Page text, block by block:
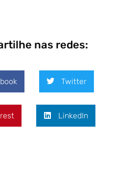
nas redes:
Twitter
LinkedIn